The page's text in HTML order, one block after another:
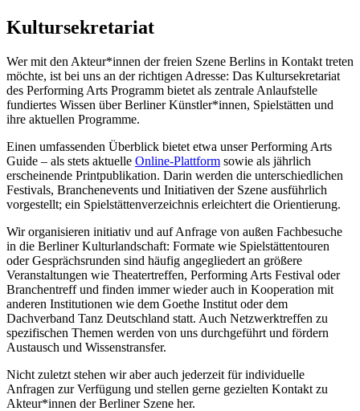
Kultursekretariat
Wer mit den Akteur*innen der freien Szene Berlins in Kontakt treten
möchte, ist bei uns an der richtigen Adresse: Das Kultursekretariat
des Performing Arts Programm bietet als zentrale Anlaufstelle
fundiertes Wissen über Berliner Künstler*innen, Spielstätten und
ihre aktuellen Programme.
Einen umfassenden Überblick bietet etwa unser Performing Arts
Guide – als stets aktuelle Online-Plattform sowie als jährlich
erscheinende Printpublikation. Darin werden die unterschiedlichen
Festivals, Branchenevents und Initiativen der Szene ausführlich
vorgestellt; ein Spielstättenverzeichnis erleichtert die Orientierung.
Wir organisieren initiativ und auf Anfrage von außen Fachbesuche
in die Berliner Kulturlandschaft: Formate wie Spielstättentouren
oder Gesprächsrunden sind häufig angegliedert an größere
Veranstaltungen wie Theatertreffen, Performing Arts Festival oder
Branchentreff und finden immer wieder auch in Kooperation mit
anderen Institutionen wie dem Goethe Institut oder dem
Dachverband Tanz Deutschland statt. Auch Netzwerktreffen zu
spezifischen Themen werden von uns durchgeführt und fördern
Austausch und Wissenstransfer.
Nicht zuletzt stehen wir aber auch jederzeit für individuelle
Anfragen zur Verfügung und stellen gerne gezielten Kontakt zu
Akteur*innen der Berliner Szene her.